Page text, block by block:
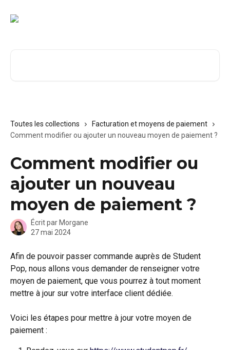
Toutes les collections
Facturation et moyens de paiement
Comment modifier ou ajouter un nouveau moyen de paiement ?
Comment modifier ou
ajouter un nouveau
moyen de paiement ?
Écrit par Morgane
27 mai 2024
Afin de pouvoir passer commande auprès de Student
Pop, nous allons vous demander de renseigner votre
moyen de paiement, que vous pourrez à tout moment
mettre à jour sur votre interface client dédiée.
Voici les étapes pour mettre à jour votre moyen de
paiement :